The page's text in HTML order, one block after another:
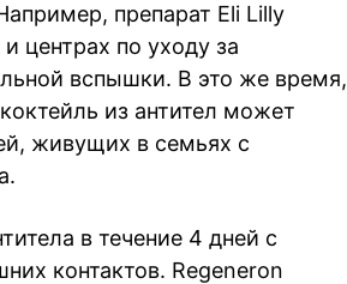
препарат Eli Lilly
центрах по уходу за
вспышки. В это же время,
из антител может
живущих в семьях с
в течение 4 дней с
контактов. Regeneron